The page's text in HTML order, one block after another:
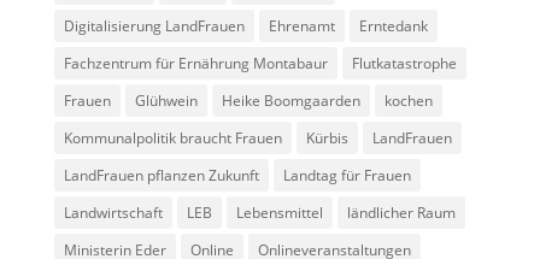
Digitalisierung LandFrauen
Ehrenamt
Erntedank
Fachzentrum für Ernährung Montabaur
Flutkatastrophe
Frauen
Glühwein Heike Boomgaarden
kochen
Kommunalpolitik braucht Frauen
Kürbis
LandFrauen
LandFrauen pflanzen Zukunft
Landtag für Frauen
Landwirtschaft
LEB Lebensmittel
ländlicher Raum
Ministerin Eder
Online
Onlineveranstaltungen